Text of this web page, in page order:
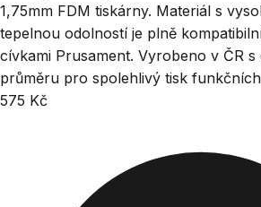
1,75mm FDM tiskárny. Materiál s
tepelnou odolností je plně
cívkami Prusament. Vyrobeno v ČR
průměru pro spolehlivý tisk
575 Kč